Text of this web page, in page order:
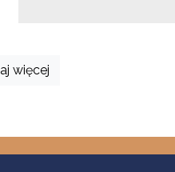
więcej